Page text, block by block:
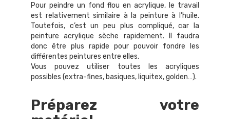
Pour peindre un fond flou en acrylique, le travail
est relativement similaire à la peinture à l’huile.
Toutefois, c’est un peu plus compliqué, car la
peinture acrylique sèche rapidement. Il faudra
donc être plus rapide pour pouvoir fondre les
différentes peintures entre elles.
Vous pouvez utiliser toutes les acryliques
possibles (extra-fines, basiques, liquitex, golden…).
Préparez votre